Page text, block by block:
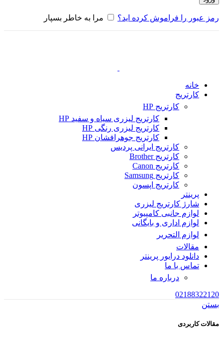
رمز عبور را فراموش کرده اید؟ مرا به خاطر بسپار
خانه
کارتریج
کارتریج HP
کارتریج لیزری سیاه و سفید HP
کارتریج لیزری رنگی HP
کارتریج جوهرافشان HP
کارتریج ایرانی پردیس
کارتریج Brother
کارتریج Canon
کارتریج Samsung
کارتریج اپسون
پرینتر
شارژ کارتریج لیزری
لوازم جانبی کامپیوتر
لوازم اداری و بایگانی
لوازم التحریر
مقالات
دانلود درایور پرینتر
تماس با ما
درباره ما
02188322120
بستن
مقالات کاربردی